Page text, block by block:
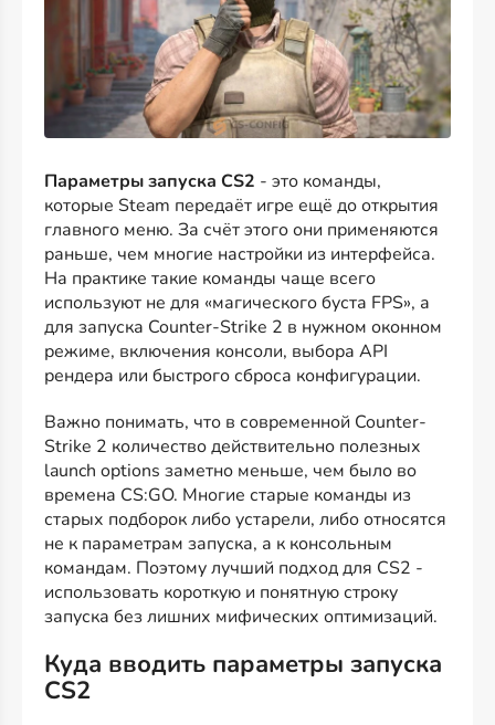
Параметры запуска CS2 - это команды,
которые Steam передаёт игре ещё до открытия
главного меню. За счёт этого они применяются
раньше, чем многие настройки из интерфейса.
На практике такие команды чаще всего
используют не для «магического буста FPS», а
для запуска Counter-Strike 2 в нужном оконном
режиме, включения консоли, выбора API
рендера или быстрого сброса конфигурации.
Важно понимать, что в современной Counter-
Strike 2 количество действительно полезных
launch options заметно меньше, чем было во
времена CS:GO. Многие старые команды из
старых подборок либо устарели, либо относятся
не к параметрам запуска, а к консольным
командам. Поэтому лучший подход для CS2 -
использовать короткую и понятную строку
запуска без лишних мифических оптимизаций.
Куда вводить параметры запуска
CS2